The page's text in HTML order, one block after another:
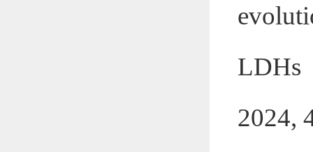
LDHs
2024,